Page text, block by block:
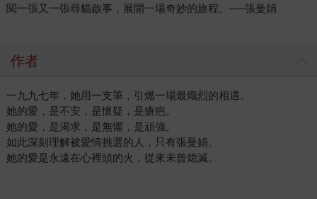
閱一張又一張尋貓啟事，展開一場奇妙的旅程。──張曼娟
作者
一九九七年，她用一支筆，引燃一場最熾烈的相遇。
她的愛，是不安，是懷疑，是瘡疤。
她的愛，是渴求，是無懼，是頑強。
如此深刻理解被愛情挑選的人，只有張曼娟。
她的愛是永遠在心裡頭的火，從來未曾熄滅。